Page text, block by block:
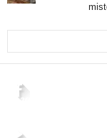
2,265